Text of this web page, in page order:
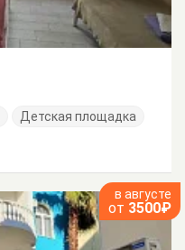
Детская площадка
в августе
от 3500₽